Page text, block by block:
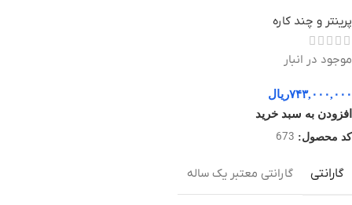
پرینتر و چند کاره
موجود در انبار
۷۴۳,۰۰۰,۰۰۰ریال
افزودن به سبد خرید
کد محصول: 673
گارانتی گارانتی معتبر یک ساله